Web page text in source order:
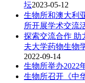
坛2023-05-12
生物所和澳大利
所开展学术交流
探索交流合作
夫大学药物生物
2022-09-14
生物所举办2022
生物所召开《中